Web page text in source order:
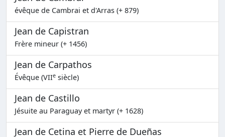
évêque de Cambrai et d'Arras (+ 879)
Jean de Capistran
Frère mineur (+ 1456)
Jean de Carpathos
Évêque (VIIe siècle)
Jean de Castillo
Jésuite au Paraguay et martyr (+ 1628)
Jean de Cetina et Pierre de Dueñas